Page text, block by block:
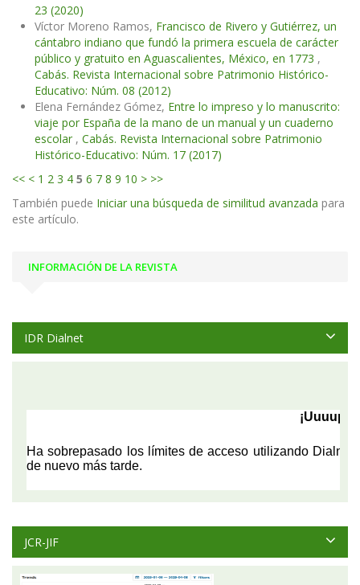
23 (2020)
Víctor Moreno Ramos, Francisco de Rivero y Gutiérrez, un
cántabro indiano que fundó la primera escuela de carácter
público y gratuito en Aguascalientes, México, en 1773 ,
Cabás. Revista Internacional sobre Patrimonio Histórico-
Educativo: Núm. 08 (2012)
Elena Fernández Gómez, Entre lo impreso y lo manuscrito:
viaje por España de la mano de un manual y un cuaderno
escolar , Cabás. Revista Internacional sobre Patrimonio
Histórico-Educativo: Núm. 17 (2017)
<< < 1 2 3 4 5 6 7 8 9 10 > >>
También puede Iniciar una búsqueda de similitud avanzada para
este artículo.
INFORMACIÓN DE LA REVISTA
IDR Dialnet
JCR-JIF